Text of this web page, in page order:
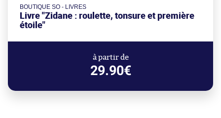
BOUTIQUE SO - LIVRES
Livre "Zidane : roulette, tonsure et première
étoile"
à partir de
29.90€